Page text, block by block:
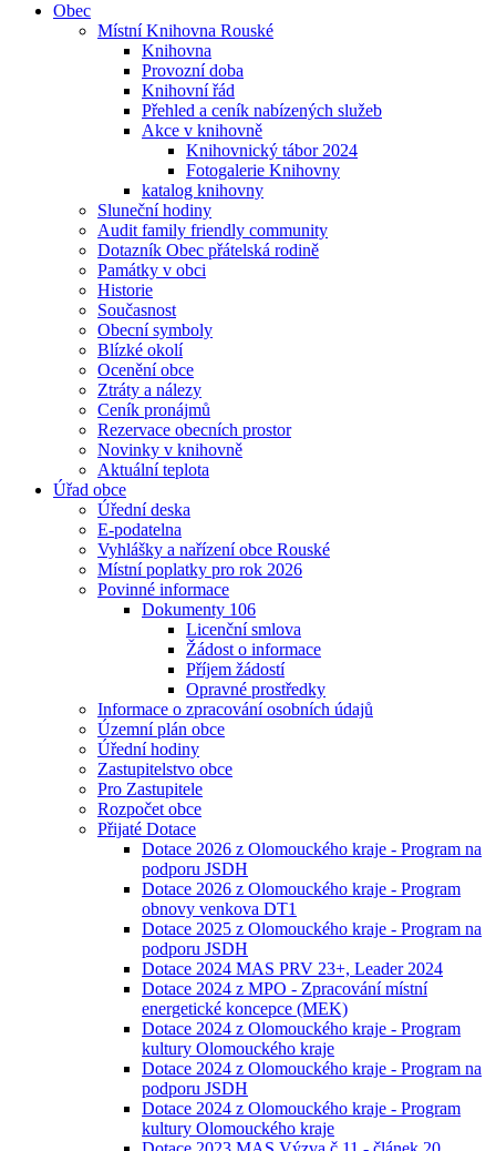
Obec
Místní Knihovna Rouské
Knihovna
Provozní doba
Knihovní řád
Přehled a ceník nabízených služeb
Akce v knihovně
Knihovnický tábor 2024
Fotogalerie Knihovny
katalog knihovny
Sluneční hodiny
Audit family friendly community
Dotazník Obec přátelská rodině
Památky v obci
Historie
Současnost
Obecní symboly
Blízké okolí
Ocenění obce
Ztráty a nálezy
Ceník pronájmů
Rezervace obecních prostor
Novinky v knihovně
Aktuální teplota
Úřad obce
Úřední deska
E-podatelna
Vyhlášky a nařízení obce Rouské
Místní poplatky pro rok 2026
Povinné informace
Dokumenty 106
Licenční smlova
Žádost o informace
Příjem žádostí
Opravné prostředky
Informace o zpracování osobních údajů
Územní plán obce
Úřední hodiny
Zastupitelstvo obce
Pro Zastupitele
Rozpočet obce
Přijaté Dotace
Dotace 2026 z Olomouckého kraje - Program na
podporu JSDH
Dotace 2026 z Olomouckého kraje - Program
obnovy venkova DT1
Dotace 2025 z Olomouckého kraje - Program na
podporu JSDH
Dotace 2024 MAS PRV 23+, Leader 2024
Dotace 2024 z MPO - Zpracování místní
energetické koncepce (MEK)
Dotace 2024 z Olomouckého kraje - Program
kultury Olomouckého kraje
Dotace 2024 z Olomouckého kraje - Program na
podporu JSDH
Dotace 2024 z Olomouckého kraje - Program
kultury Olomouckého kraje